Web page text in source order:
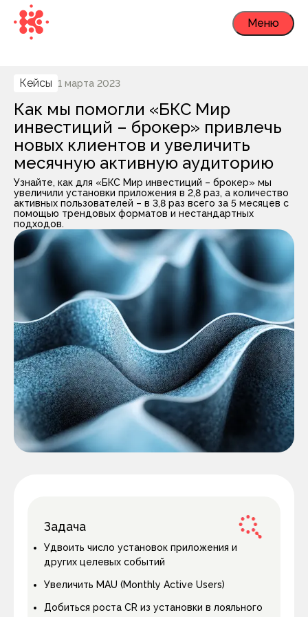
Меню
Кейсы 1 марта 2023
Как мы помогли «БКС Мир
инвестиций – брокер» привлечь
новых клиентов и увеличить
месячную активную аудиторию
Узнайте, как для «БКС Мир инвестиций – брокер» мы
увеличили установки приложения в 2,8 раз, а количество
активных пользователей – в 3,8 раз всего за 5 месяцев с
помощью трендовых форматов и нестандартных
подходов.
Задача
Удвоить число установок приложения и
других целевых событий
Увеличить MAU (Monthly Active Users)
Добиться роста CR из установки в лояльного